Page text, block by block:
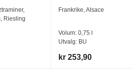
,
, Riesling
Frankrike,Alsace
Volum:0,75 l
Utvalg: BU
kr 253,90